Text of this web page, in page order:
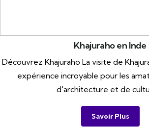
Khajuraho en Inde
Découvrez Khajuraho La visite de
expérience incroyable pour les
d'architecture et de
Savoir Plus